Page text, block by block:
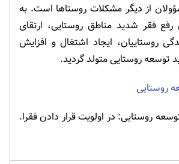
از دیگر مشکلات روستاها است. به
فقر شدید مناطق روستایی، ارتقای
روستاییان، ایجاد اشتغال و افزایش
توسعه روستایی متولد گردید.
روستایی
روستایی: در اولویت قرار دادن فقرا.